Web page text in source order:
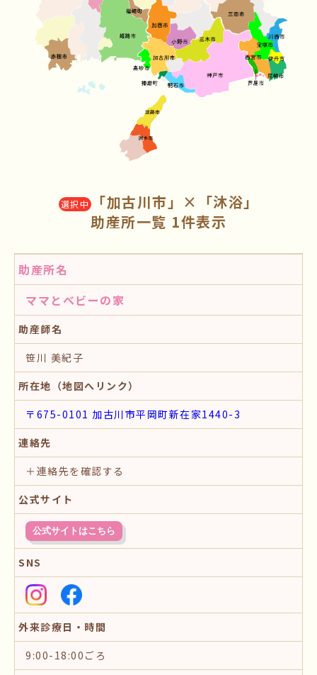
選択中
「加古川市」×「沐浴」
助産所一覧 1件表示
助産所名
ママとベビーの家
助産師名
笹川 美紀子
所在地（地図へリンク）
〒675-0101 加古川市平岡町新在家1440-3
連絡先
＋連絡先を確認する
公式サイト
公式サイトはこちら
SNS
外来診療日・時間
9:00-18:00ごろ